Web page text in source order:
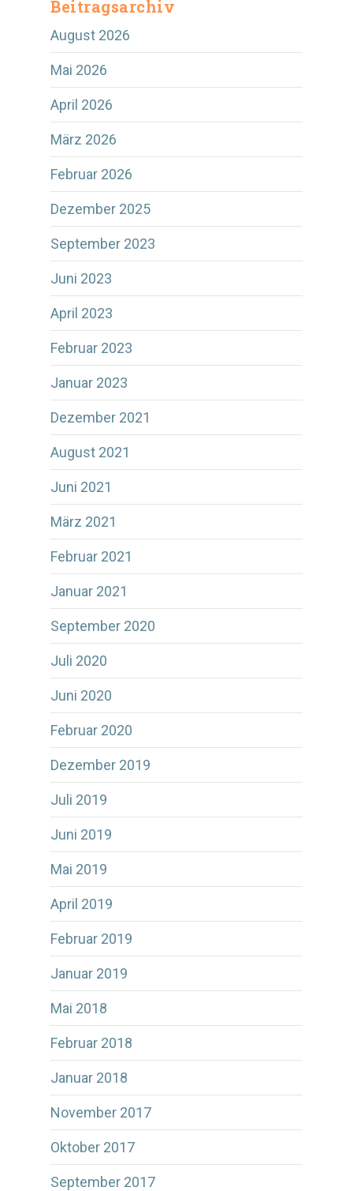
Beitragsarchiv
August 2026
Mai 2026
April 2026
März 2026
Februar 2026
Dezember 2025
September 2023
Juni 2023
April 2023
Februar 2023
Januar 2023
Dezember 2021
August 2021
Juni 2021
März 2021
Februar 2021
Januar 2021
September 2020
Juli 2020
Juni 2020
Februar 2020
Dezember 2019
Juli 2019
Juni 2019
Mai 2019
April 2019
Februar 2019
Januar 2019
Mai 2018
Februar 2018
Januar 2018
November 2017
Oktober 2017
September 2017